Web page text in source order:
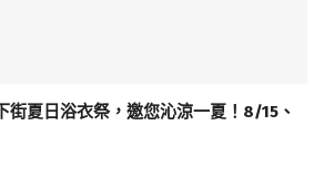
街夏日浴衣祭，邀您沁涼一夏！8/15、